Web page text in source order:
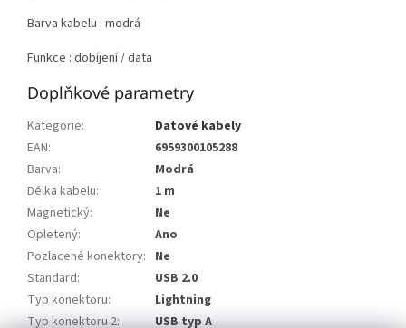
Barva kabelu : modrá
Funkce : dobíjení / data
Doplňkové parametry
Kategorie:
Datové kabely
EAN:
6959300105288
Barva:
Modrá
Délka kabelu:
1 m
Magnetický:
Ne
Opletený:
Ano
Pozlacené konektory: Ne
Standard:
USB 2.0
Typ konektoru:
Lightning
Typ konektoru 2: USB typ A